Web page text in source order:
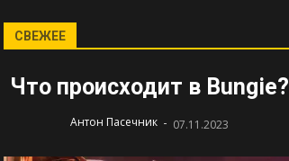
СВЕЖЕЕ
Что происходит в Bungie?
Антон Пасечник - 07.11.2023